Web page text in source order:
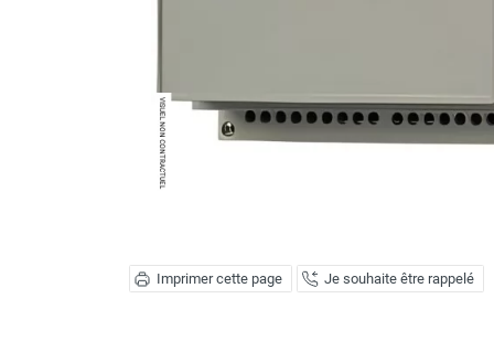
Ventilateur centrifuge
Ventilateur de sol
Ventilateur sur pied
Ventilateur de bureau
Extracteur d'air mural centrifuge
Imprimer cette page Je souhaite être rappelé